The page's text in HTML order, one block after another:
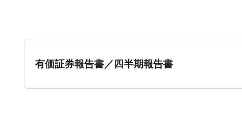
有価証券報告書／四半期報告書